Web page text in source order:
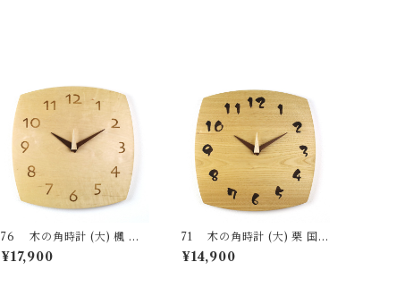
76 木の角時計 (大) 楓 国
産 一点物 SWING オリジナ
ル 無垢 新築祝い 結婚祝い
¥17,900
71 木の角時計 (大) 栗 国産
一点物 SWING オリジナル
無垢 新築祝い 結婚祝い ナチ
¥14,900